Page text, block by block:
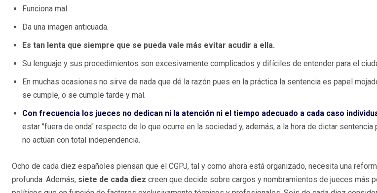
Funciona mal.
Da una imagen anticuada.
Es tan lenta que siempre que se pueda vale más evitar acudir a ella.
Su lenguaje y sus procedimientos son excesivamente complicados y difíciles de entender para el
En muchas ocasiones no sirve de nada que dé la razón pues en la práctica la sentencia es papel
se cumple, o se cumple tarde y mal.
Con frecuencia los jueces no dedican ni la atención ni el tiempo adecuado a cada caso
estar "fuera de onda" respecto de lo que ocurre en la sociedad y, además, a la hora de dictar sentencia
no actúan con total independencia.
Ocho de cada diez españoles piensan que el CGPJ, tal y como ahora está organizado, necesita una
profunda. Además, siete de cada diez creen que decide sobre cargos y nombramientos de jueces más